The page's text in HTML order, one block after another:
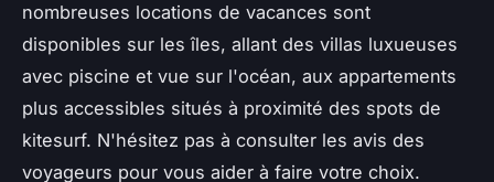
nombreuses locations de vacances sont
disponibles sur les îles, allant des villas luxueuses
avec piscine et vue sur l'océan, aux appartements
plus accessibles situés à proximité des spots de
kitesurf. N'hésitez pas à consulter les avis des
voyageurs pour vous aider à faire votre choix.